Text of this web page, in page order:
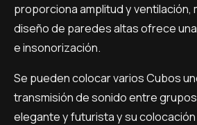
proporciona amplitud y ventilación,
diseño de paredes altas ofrece
e insonorización.
Se pueden colocar varios Cubos
transmisión de sonido entre
elegante y futurista y su